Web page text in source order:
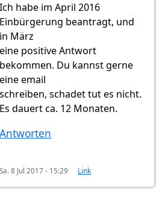
Ich habe im April 2016
Einbürgerung beantragt, und
in März
eine positive Antwort
bekommen. Du kannst gerne
eine email
schreiben, schadet tut es nicht.
Es dauert ca. 12 Monaten.
Antworten
Sa. 8 Jul 2017 - 15:29 Link